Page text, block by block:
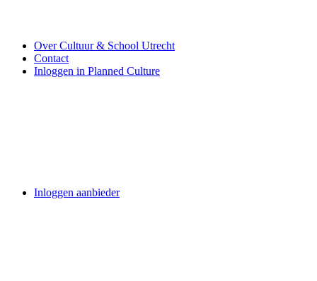
Over Cultuur & School Utrecht
Contact
Inloggen in Planned Culture
Inloggen aanbieder